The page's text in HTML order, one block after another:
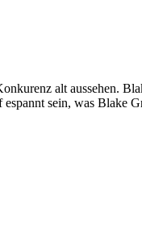
alt aussehen.
sein, was